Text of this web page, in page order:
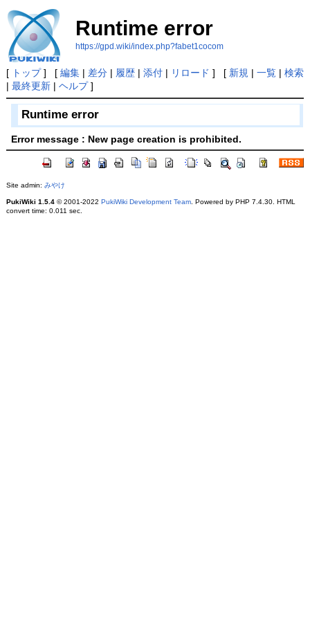
Runtime error
https://gpd.wiki/index.php?fabet1cocom
[ トップ] [ 編集| 差分| 履歴| 添付| リロード ] [ 新規 | 一覧| 検索
| 最終更新| ヘルプ]
Runtime error
Error message : New page creation is prohibited.
Site admin: みやけ
PukiWiki 1.5.4© 2001-2022 PukiWiki Development Team. Powered by PHP 7.4.30. HTML
convert time: 0.011 sec.